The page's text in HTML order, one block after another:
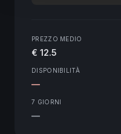
PREZZO MEDIO
€ 12.5
DISPONIBILITÀ
—
7 GIORNI
—